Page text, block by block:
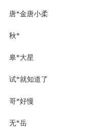
唐*金唐小柔
秋*
皋*大星
试*就知道了
哥*好慢
无*岳